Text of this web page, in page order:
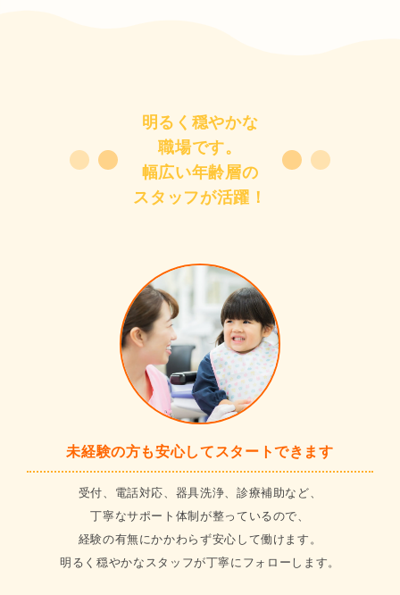
明るく穏やかな
職場です。
幅広い年齢層の
スタッフが活躍！
未経験の方も安心してスタートできます
受付、電話対応、器具洗浄、診療補助など、
丁寧なサポート体制が整っているので、
経験の有無にかかわらず安心して働けます。
明るく穏やかなスタッフが丁寧にフォローします。